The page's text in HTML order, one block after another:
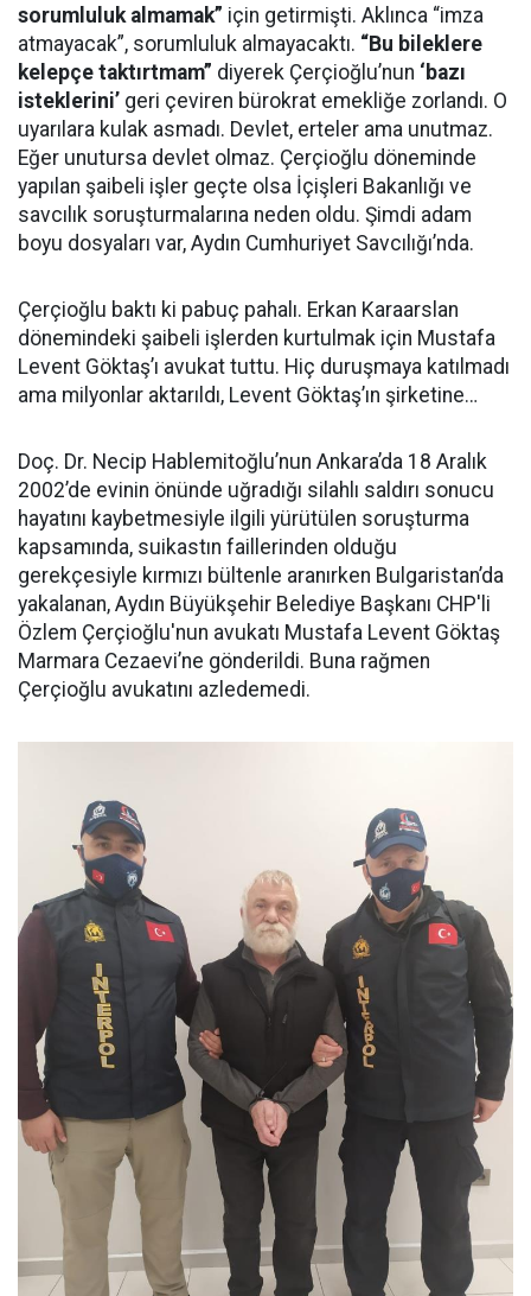
sorumluluk almamak” için getirmişti. Aklınca “imza
atmayacak”, sorumluluk almayacaktı. “Bu bileklere
kelepçe taktırtmam” diyerek Çerçioğlu’nun ‘bazı
isteklerini’ geri çeviren bürokrat emekliğe zorlandı. O
uyarılara kulak asmadı. Devlet, erteler ama unutmaz.
Eğer unutursa devlet olmaz. Çerçioğlu döneminde
yapılan şaibeli işler geçte olsa İçişleri Bakanlığı ve
savcılık soruşturmalarına neden oldu. Şimdi adam
boyu dosyaları var, Aydın Cumhuriyet Savcılığı’nda.
Çerçioğlu baktı ki pabuç pahalı. Erkan Karaarslan
dönemindeki şaibeli işlerden kurtulmak için Mustafa
Levent Göktaş’ı avukat tuttu. Hiç duruşmaya katılmadı
ama milyonlar aktarıldı, Levent Göktaş’ın şirketine…
Doç. Dr. Necip Hablemitoğlu’nun Ankara’da 18 Aralık
2002’de evinin önünde uğradığı silahlı saldırı sonucu
hayatını kaybetmesiyle ilgili yürütülen soruşturma
kapsamında, suikastın faillerinden olduğu
gerekçesiyle kırmızı bültenle aranırken Bulgaristan’da
yakalanan, Aydın Büyükşehir Belediye Başkanı CHP'li
Özlem Çerçioğlu'nun avukatı Mustafa Levent Göktaş
Marmara Cezaevi’ne gönderildi. Buna rağmen
Çerçioğlu avukatını azledemedi.